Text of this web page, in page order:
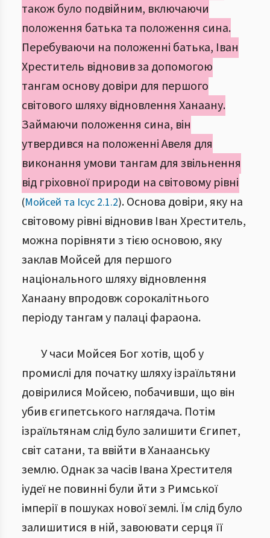
також було подвійним, включаючи
положення батька та положення сина.
Перебуваючи на положенні батька, Іван
Хреститель відновив за допомогою
тангам основу довіри для першого
світового шляху відновлення Ханаану.
Займаючи положення сина, він
утвердився на положенні Авеля для
виконання умови тангам для звільнення
від гріховної природи на світовому рівні
(Мойсей та Ісус 2.1.2). Основа довіри, яку на
світовому рівні відновив Іван Хреститель,
можна порівняти з тією основою, яку
заклав Мойсей для першого
національного шляху відновлення
Ханаану впродовж сорокалітнього
періоду тангам у палаці фараона.
У часи Мойсея Бог хотів, щоб у
промислі для початку шляху ізраїльтяни
довірилися Мойсею, побачивши, що він
убив єгипетського наглядача. Потім
ізраїльтянам слід було залишити Єгипет,
світ сатани, та ввійти в Ханаанську
землю. Однак за часів Івана Хрестителя
іудеї не повинні були йти з Римської
імперії в пошуках нової землі. Їм слід було
залишитися в ній, завоювати серця її